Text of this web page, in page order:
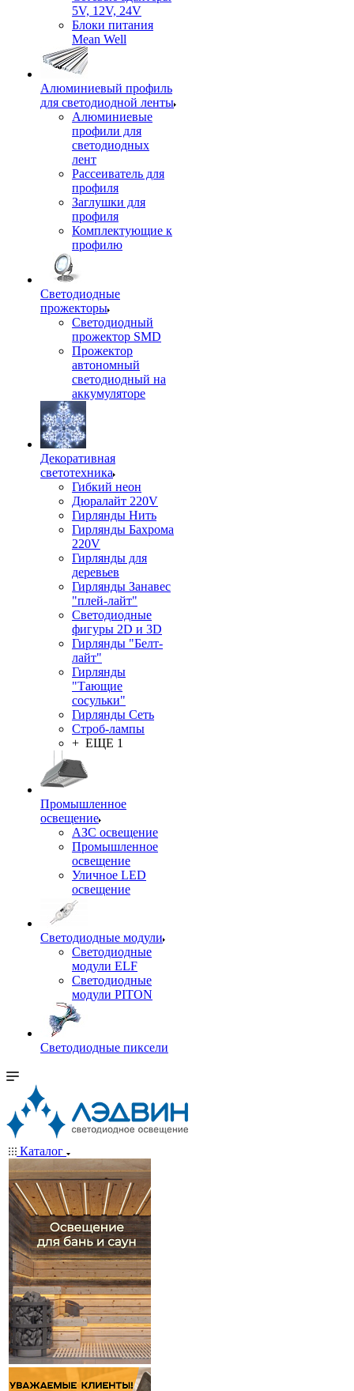
5V, 12V, 24V
Блоки питания
Mean Well
Алюминиевый профиль
для светодиодной ленты
Алюминиевые
профили для
светодиодных
лент
Рассеиватель для
профиля
Заглушки для
профиля
Комплектующие к
профилю
Светодиодные
прожекторы
Светодиодный
прожектор SMD
Прожектор
автономный
светодиодный на
аккумуляторе
Декоративная
светотехника
Гибкий неон
Дюралайт 220V
Гирлянды Нить
Гирлянды Бахрома
220V
Гирлянды для
деревьев
Гирлянды Занавес
"плей-лайт"
Светодиодные
фигуры 2D и 3D
Гирлянды "Белт-
лайт"
Гирлянды
"Тающие
сосульки"
Гирлянды Сеть
Строб-лампы
+ ЕЩЕ 1
Промышленное
освещение
АЗС освещение
Промышленное
освещение
Уличное LED
освещение
Светодиодные модули
Светодиодные
модули ELF
Светодиодные
модули PITON
Светодиодные пиксели
Каталог